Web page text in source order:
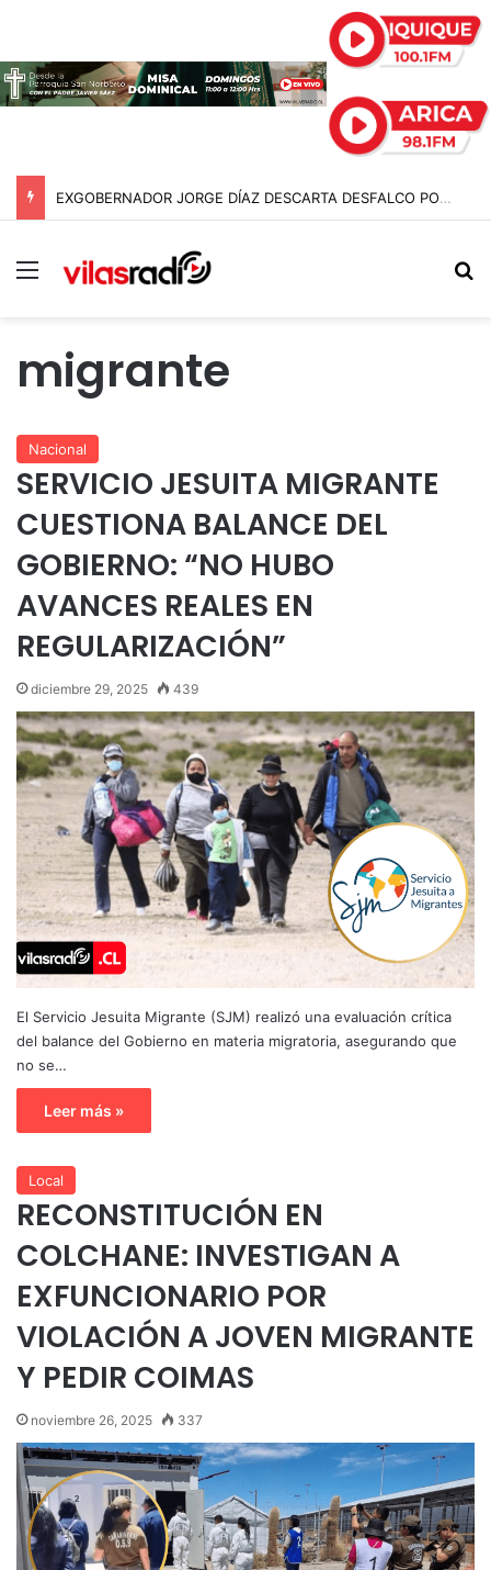
EXGOBERNADOR JORGE DÍAZ DESCARTA DESFALCO POR $95 MIL MILLONES EN EL GORE DE ARICA Y APUNTA A «ERRORES EN SUMATORIA»
Menú
migrante
Nacional
SERVICIO JESUITA MIGRANTE
CUESTIONA BALANCE DEL
GOBIERNO: “NO HUBO
AVANCES REALES EN
REGULARIZACIÓN”
diciembre 29, 2025 439
El Servicio Jesuita Migrante (SJM) realizó una evaluación crítica
del balance del Gobierno en materia migratoria, asegurando que
no se…
Leer más »
Local
RECONSTITUCIÓN EN
COLCHANE: INVESTIGAN A
EXFUNCIONARIO POR
VIOLACIÓN A JOVEN MIGRANTE
Y PEDIR COIMAS
noviembre 26, 2025 337